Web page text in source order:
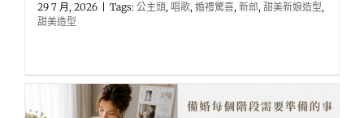
29 7 月, 2026 Tags: 公主頭, 唱歌, 婚禮驚喜, 新郎, 甜美新娘造型,
甜美造型